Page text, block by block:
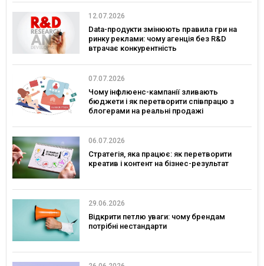
12.07.2026
Data-продукти змінюють правила гри на
ринку реклами: чому агенція без R&D
втрачає конкурентність
07.07.2026
Чому інфлюенс-кампанії зливають
бюджети і як перетворити співпрацю з
блогерами на реальні продажі
06.07.2026
Стратегія, яка працює: як перетворити
креатив і контент на бізнес-результат
29.06.2026
Відкрити петлю уваги: чому брендам
потрібні нестандарти